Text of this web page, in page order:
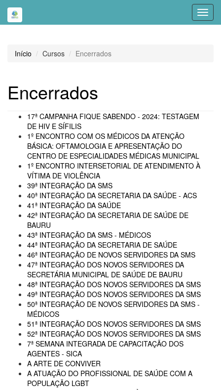
Início Cursos Encerrados
Encerrados
17ª CAMPANHA FIQUE SABENDO - 2024: TESTAGEM
DE HIV E SÍFILIS
1º ENCONTRO COM OS MÉDICOS DA ATENÇÃO
BÁSICA: OFTAMOLOGIA E APRESENTAÇÃO DO
CENTRO DE ESPECIALIDADES MÉDICAS MUNICIPAL
1º ENCONTRO INTERSETORIAL DE ATENDIMENTO À
VÍTIMA DE VIOLÊNCIA
39ª INTEGRAÇÃO DA SMS
40ª INTEGRAÇÃO DA SECRETARIA DA SAÚDE - ACS
41ª INTEGRAÇÃO DA SAÚDE
42ª INTEGRAÇÃO DA SECRETARIA DE SAÚDE DE
BAURU
43ª INTEGRAÇÃO DA SMS - MÉDICOS
44ª INTEGRAÇÃO DA SECRETARIA DE SAÚDE
46ª INTEGRAÇÃO DE NOVOS SERVIDORES DA SMS
47ª INTEGRAÇÃO DOS NOVOS SERVIDORES DA
SECRETÁRIA MUNICIPAL DE SAÚDE DE BAURU
48ª INTEGRAÇÃO DOS NOVOS SERVIDORES DA SMS
49ª INTEGRAÇÃO DOS NOVOS SERVIDORES DA SMS
50ª INTEGRAÇÃO DE NOVOS SERVIDORES DA SMS -
MÉDICOS
51ª INTEGRAÇÃO DOS NOVOS SERVIDORES DA SMS
52ª INTEGRAÇÃO DOS NOVOS SERVIDORES DA SMS
7ª SEMANA INTEGRADA DE CAPACITAÇÃO DOS
AGENTES - SICA
A ARTE DE CONVIVER
A ATUAÇÃO DO PROFISSIONAL DE SAÚDE COM A
POPULAÇÃO LGBT